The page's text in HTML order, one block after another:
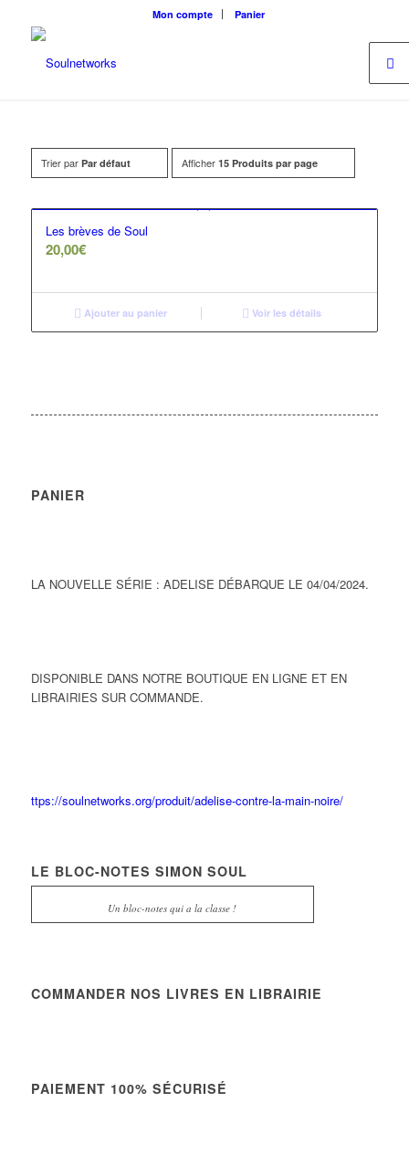
Mon compte Panier
Trier par Par défaut Afficher 15 Produits par page
Les brèves de Soul
20,00€
Ajouter au panier Voir les détails
PANIER
LA NOUVELLE SÉRIE : ADELISE DÉBARQUE LE 04/04/2024.
DISPONIBLE DANS NOTRE BOUTIQUE EN LIGNE ET EN
LIBRAIRIES SUR COMMANDE.
ttps://soulnetworks.org/produit/adelise-contre-la-main-noire/
LE BLOC-NOTES SIMON SOUL
Un bloc-notes qui a la classe !
COMMANDER NOS LIVRES EN LIBRAIRIE
PAIEMENT 100% SÉCURISÉ